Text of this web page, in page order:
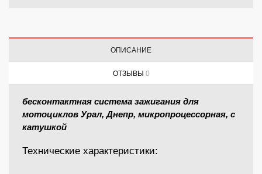
ОПИСАНИЕ
ОТЗЫВЫ 0
бесконтактная система зажигания для
мотоциклов Урал, Днепр, микропроцессорная, с
катушкой
Технические характеристики: